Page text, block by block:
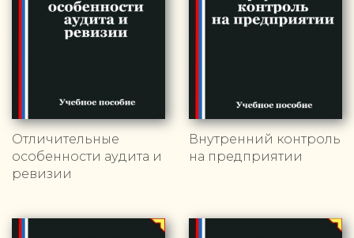
Отличительные
особенности аудита и
ревизии
Внутренний контроль
на предприятии